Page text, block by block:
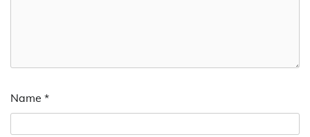
Name *